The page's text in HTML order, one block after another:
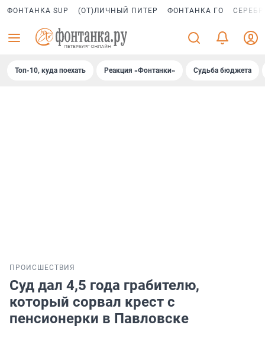
ФОНТАНКА SUP (ОТ)ЛИЧНЫЙ ПИТЕР ФОНТАНКА ГО
Топ-10, куда поехать Реакция «Фонтанки» Судьба бюджета
ПРОИСШЕСТВИЯ
Суд дал 4,5 года грабителю,
который сорвал крест с
пенсионерки в Павловске